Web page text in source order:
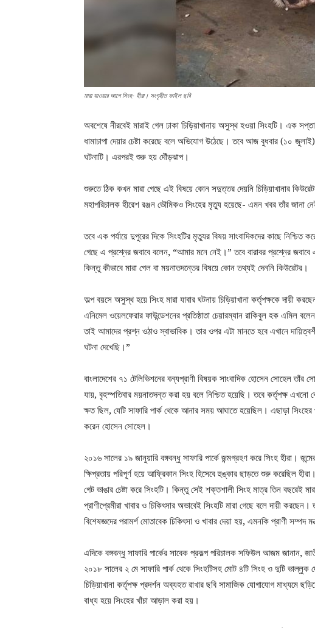
মারা যাওয়ার আগে সিংহ- হীরা। সংগৃহীত ফাইল ছবি
অবশেষে নীরবেই মারাই গেল ঢাকা চিড়িয়াখানায় অসুস্থ হওয়া সিংহটি। এক
ধামাচাপা দেয়ার চেষ্টা করেছে বলে অভিযোগ উঠেছে। তবে আজ বুধবার (১০
ঘটনাটি। এরপরই শুরু হয় দৌঁড়ঝাপ।
শুরুতে ঠিক কখন মারা গেছে এই বিষয়ে কোন সদুত্তর দেয়নি চিড়িয়াখানার
মহাপরিচালক হীরেশ রঞ্জন ভৌমিকও সিংহের মৃত্যু হয়েছে- এমন খবর তাঁর জানা
তবে এক পর্যায়ে দুপুরের দিকে সিংহটির মৃত্যুর বিষয় সাংবাদিকদের কাছে
গেছে এ প্রশ্নের জবাবে বলেন, “আমার মনে নেই।” তবে বারাবর প্রশ্নের
কিন্তু কীভাবে মারা গেল বা ময়নাতদন্তের বিষয়ে কোন তথ্যই দেননি কিউরেটর।
অল্প বয়সে অসুস্থ হয়ে সিংহ মারা যাবার ঘটনায় চিড়িয়াখানা কর্তৃপক্ষকে দায়ী
এনিমেল ওয়েলফেরার ফাউন্ডেশনের প্রতিষ্ঠাতা চেয়ারম্যান রাকিবুল হক এমিল
তাই আমাদের প্রশ্ন ওঠাও স্বাভাবিক। তার ওপর এটা মানতে হবে এখানে
ঘটনা দেখেছি।”
বাংলাদেশের ৭১ টেলিভিশনের বন্যপ্রাণী বিষয়ক সাংবাদিক হোসেন সোহেল তাঁর
যায়, বৃহস্পতিবার ময়নাতদন্ত করা হয় বলে নিশ্চিত হয়েছি। তবে কর্তৃপক্ষ এখনো
ক্ষত ছিল, যেটি সাফারি পার্ক থেকে আনার সময় আঘাতে হয়েছিল। এছাড়া সিংহের
করেন হোসেন সোহেল।
২০১৬ সালের ১৯ জানুয়ারি বঙ্গবন্ধু সাফারি পার্কে জন্মগ্রহণ করে সিংহ হীরা।
ক্ষিপ্রতায় পরিপূর্ণ হয়ে আফ্রিকান সিংহ হিসেবে হুঙ্কার ছাড়তে শুরু করেছিল
গেট ভাঙার চেষ্টা করে সিংহটি। কিন্তু সেই শক্তশালী সিংহ মাত্র তিন বছরেই
প্রাণীপ্রেমীরা খাবার ও চিকিৎসার অভাবেই সিংহটি মারা গেছে বলে দায়ী
বিশেষজ্ঞদের পরামর্শ মোতাবেক চিকিৎসা ও খাবার দেয়া হয়, এমনকি প্রাণী সম্পদ
এদিকে বঙ্গবন্ধু সাফারি পার্কের সাবেক প্রকল্প পরিচালক সফিউল আজম জানান,
২০১৮ সালের ২ মে সাফারি পার্ক থেকে সিংহটিসহ মোট ৪টি সিংহ ও দুটি
চিড়িয়াখানা কর্তৃপক্ষ প্রদর্শন অব্যহত রাখার ছবি সামাজিক যোগাযোগ মাধ্যমে
বাধ্য হয়ে সিংহের খাঁচা আড়াল করা হয়।